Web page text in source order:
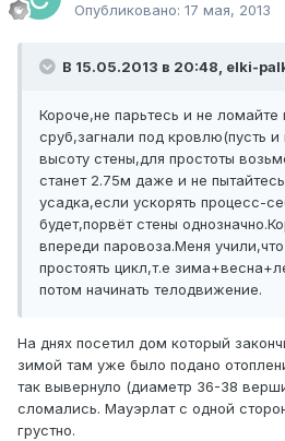
Опубликовано: 17 мая, 2013
В 15.05.2013 в 20:48, elki-
Короче,не парьтесь и не ломайте
сруб,загнали под кровлю(пусть
высоту стены,для простоты
станет 2.75м даже и не
усадка,если ускорять процесс-
будет,порвёт стены
впереди паровоза.Меня
простоять цикл,т.е
потом начинать телодвижение.
На днях посетил дом который
зимой там уже было подано
так вывернуло (диаметр 36-38
сломались. Мауэрлат с одной
грустно.